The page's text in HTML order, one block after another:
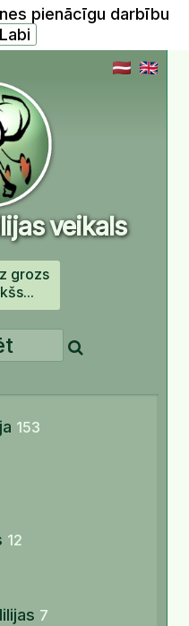
pienācīgu darbību
veikals
grozs
153
12
7